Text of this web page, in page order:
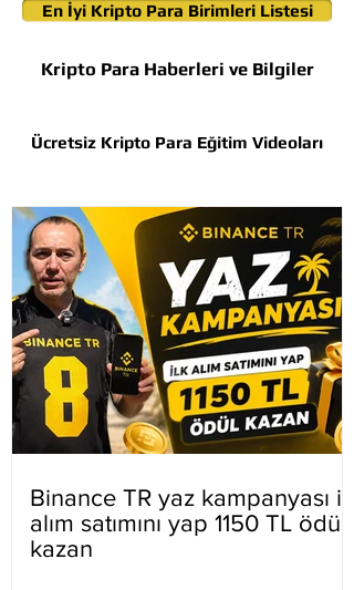
Ücretsiz Kripto Para Eğitim Videoları
Kripto Para Haberleri ve Bilgiler
En İyi Kripto Para Birimleri Listesi
Binance TR yaz kampanyası ilk
alım satımını yap 1150 TL ödül
kazan